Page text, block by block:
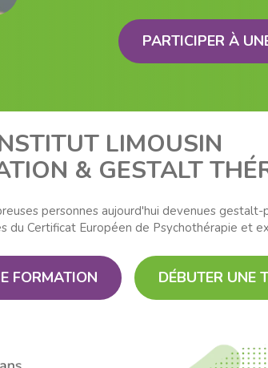
PARTICIPER À
LIMOUSIN
& GESTALT
personnes aujourd'hui devenues
du Certificat Européen de Psychothérapie et
FORMATION DÉBUTER UNE